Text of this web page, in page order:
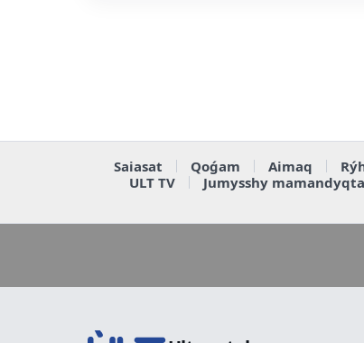
Saiasat Qoǵam Aimaq
ULT TV
Jumysshy